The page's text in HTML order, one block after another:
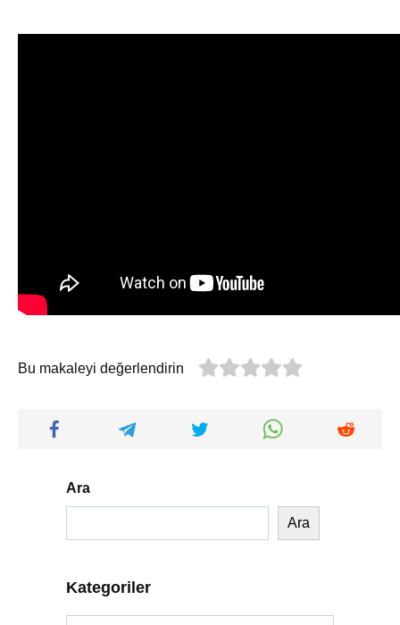
Bu makaleyi değerlendirin
Ara
Ara
Kategoriler